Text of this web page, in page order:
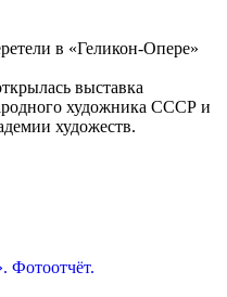
в «Геликон-Опере»
выставка
художника СССР и
художеств.
Фотоотчёт.